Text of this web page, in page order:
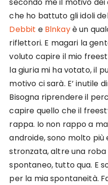
secondo me il motivo
che ho battuto gli idoli
Debbit e Blnkayè un
riflettori. E magari la
voluto capire il mio
la giuria mi ha votato, il
motivo ci sarà. E’ inutile
Bisogna riprendere il
capire quello che il
rappa. Io non rappo a
androide, sono molto
stronzata, altre una roba
spontaneo, tutto qua. E
per la mia spontaneità.